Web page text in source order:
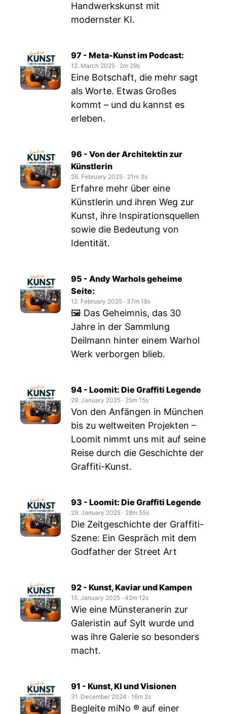
Handwerkskunst mit
modernster KI.
97 - Meta-Kunst im Podcast:
12. March 2025 ‧ 2m 29s
Eine Botschaft, die mehr sagt
als Worte. Etwas Großes
kommt – und du kannst es
erleben.
96 - Von der Architektin zur
Künstlerin
26. February 2025 ‧ 21m 3s
Erfahre mehr über eine
Künstlerin und ihren Weg zur
Kunst, ihre Inspirationsquellen
sowie die Bedeutung von
Identität.
95 - Andy Warhols geheime
Seite:
12. February 2025 ‧ 37m 18s
🖼 Das Geheimnis, das 30
Jahre in der Sammlung
Deilmann hinter einem Warhol
Werk verborgen blieb.
94 - Loomit: Die Graffiti Legende
29. January 2025 ‧ 25m 15s
Von den Anfängen in München
bis zu weltweiten Projekten –
Loomit nimmt uns mit auf seine
Reise durch die Geschichte der
Graffiti-Kunst.
93 - Loomit: Die Graffiti Legende
29. January 2025 ‧ 28m 55s
Die Zeitgeschichte der Graffiti-
Szene: Ein Gespräch mit dem
Godfather der Street Art
92 - Kunst, Kaviar und Kampen
15. January 2025 ‧ 42m 12s
Wie eine Münsteranerin zur
Galeristin auf Sylt wurde und
was ihre Galerie so besonders
macht.
91 - Kunst, KI und Visionen
31. December 2024 ‧ 16m 2s
Begleite miNo ® auf einer